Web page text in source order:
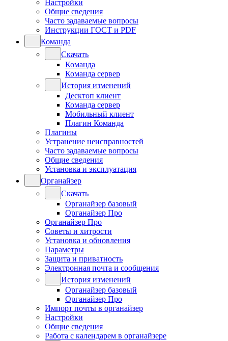
Настройки
Общие сведения
Часто задаваемые вопросы
Инструкции ГОСТ и PDF
Команда
Скачать
Команда
Команда сервер
История изменений
Десктоп клиент
Команда сервер
Мобильный клиент
Плагин Команда
Плагины
Устранение неисправностей
Часто задаваемые вопросы
Общие сведения
Установка и эксплуатация
Органайзер
Скачать
Органайзер базовый
Органайзер Про
Органайзер Про
Советы и хитрости
Установка и обновления
Параметры
Защита и приватность
Электронная почта и сообщения
История изменений
Органайзер базовый
Органайзер Про
Импорт почты в органайзер
Настройки
Общие сведения
Работа с календарем в органайзере